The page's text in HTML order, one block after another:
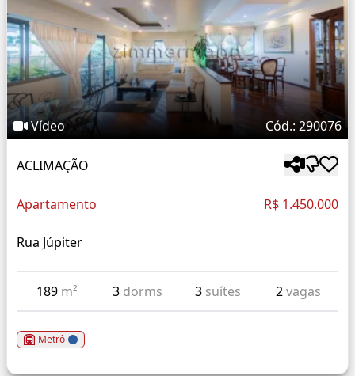
Vídeo Cód.: 290076
ACLIMAÇÃO
Apartamento R$ 1.450.000
Rua Júpiter
189 m² 3 dorms 3 suítes 2vagas
Metrô